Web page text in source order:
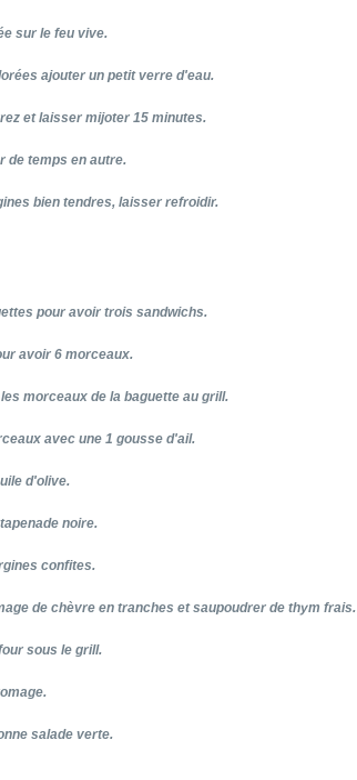
sur le feu vive.
ajouter un petit verre d'eau.
et laisser mijoter 15 minutes.
de temps en autre.
bien tendres, laisser refroidir.
pour avoir trois sandwichs.
avoir 6 morceaux.
morceaux de la baguette au grill.
avec une 1 gousse d'ail.
d'olive.
noire.
confites.
de chèvre en tranches et saupoudrer de thym frais.
sous le grill.
salade verte.